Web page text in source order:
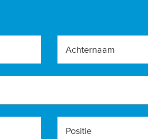
Achternaam
Positie